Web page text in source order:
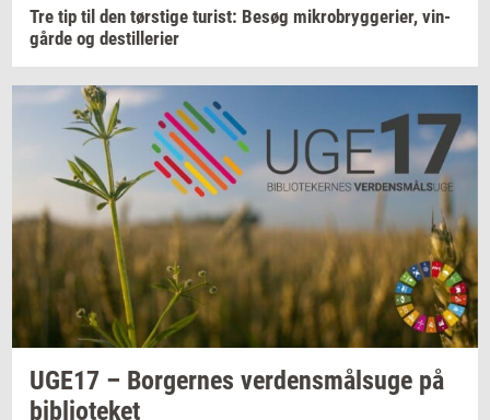
Tre tip til den tørsti­ge turist: Besøg mi­kro­bryg­ge­ri­er, vin­
går­de og destil­le­ri­er
UGE17 – Bor­ger­nes ver­dens­målsu­ge på
bi­bli­o­te­ket